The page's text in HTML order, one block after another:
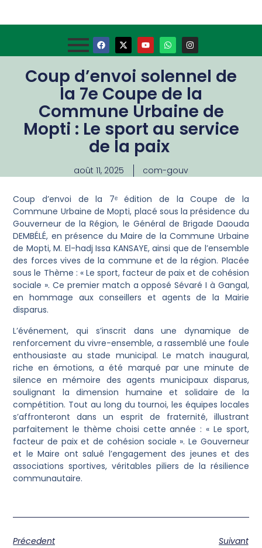
Coup d’envoi solennel de
la 7e Coupe de la
Commune Urbaine de
Mopti : Le sport au service
de la paix
août 11, 2025 com-gouv
Coup d’envoi de la 7ᵉ édition de la Coupe de la
Commune Urbaine de Mopti, placé sous la présidence du
Gouverneur de la Région, le Général de Brigade Daouda
DEMBÉLÉ, en présence du Maire de la Commune Urbaine
de Mopti, M. El-hadj Issa KANSAYE, ainsi que de l’ensemble
des forces vives de la commune et de la région. Placée
sous le Thème : « Le sport, facteur de paix et de cohésion
sociale ». Ce premier match a opposé Sévaré I à Gangal,
en hommage aux conseillers et agents de la Mairie
disparus.
L’événement, qui s’inscrit dans une dynamique de
renforcement du vivre-ensemble, a rassemblé une foule
enthousiaste au stade municipal. Le match inaugural,
riche en émotions, a été marqué par une minute de
silence en mémoire des agents municipaux disparus,
soulignant la dimension humaine et solidaire de la
compétition. Tout au long du tournoi, les équipes locales
s’affronteront dans un esprit de fraternité, illustrant
parfaitement le thème choisi cette année : « Le sport,
facteur de paix et de cohésion sociale ». Le Gouverneur
et le Maire ont salué l’engagement des jeunes et des
associations sportives, véritables piliers de la résilience
communautaire.
Précedent
Suivant